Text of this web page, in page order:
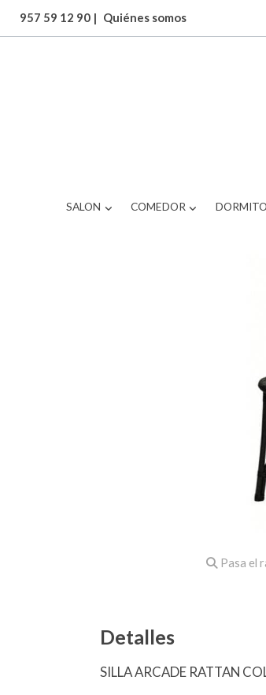
957 59 12 90 | Quiénes somos
SALON COMEDOR
Pasa el
Detalles
SILLA ARCADE RATTAN